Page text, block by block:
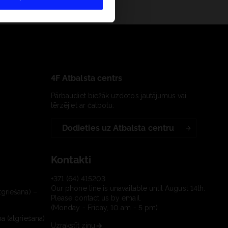
–
(atgriešana)
4F Atbalsta centrs
Pārbaudiet biežāk uzdotos jautājumus vai
tērzējiet ar čatbotu:
Dodieties uz Atbalsta centru
Kontakti
+371 (64) 415203
Our phone line is unavailable until August 14th.
Please contact us by email.
(Monday - Friday, 10 am - 5 pm)
Uzrakstīt ziņu